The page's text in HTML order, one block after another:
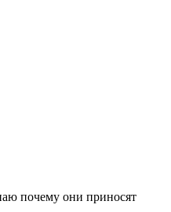
почему они приносят